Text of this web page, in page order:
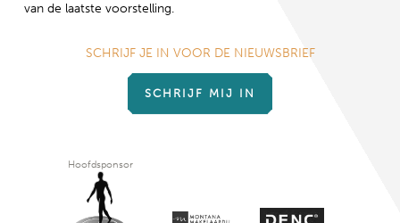
van de laatste voorstelling.
SCHRIJF JE IN VOOR DE NIEUWSBRIEF
SCHRIJF MIJ IN
Hoofdsponsor